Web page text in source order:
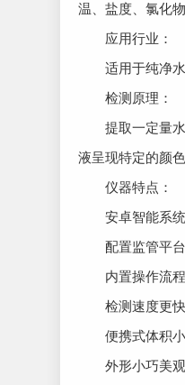
温、盐度、氯化
应用行业：
适用于纯净水
检测原理：
提取一定量水
液呈现特定的颜色
仪器特点：
安卓智能系统
配置监管平台
内置操作流程
检测速度更快
便携式体积小
外形小巧美观